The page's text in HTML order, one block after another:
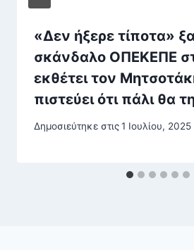
«Δεν ήξερε τίποτα»
σκάνδαλο ΟΠΕΚΕΠΕ
εκθέτει τον
πιστεύει ότι πάλι θα
Δημοσιεύτηκε στις1 Ιουλίου, 2025